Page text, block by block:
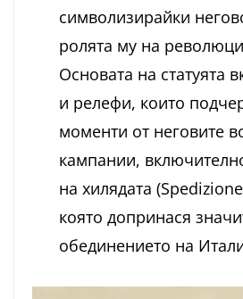
символизирайки
ролята му на
Основата на статуята
и релефи, които
моменти от неговите
кампании,
на хилядата
която допринася
обединението на